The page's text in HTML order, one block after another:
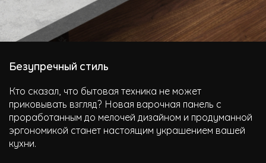
Безупречный стиль
Кто сказал, что бытовая техника не может
приковывать взгляд? Новая варочная панель с
проработанным до мелочей дизайном и продуманной
эргономикой станет настоящим украшением вашей
кухни.